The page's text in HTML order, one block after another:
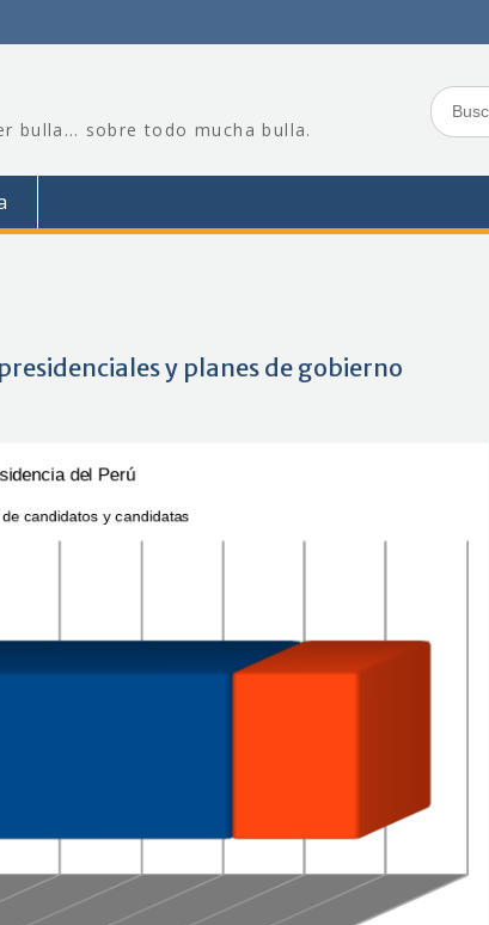
bulla… sobre todo mucha bulla.
Buscar:
y planes de gobierno